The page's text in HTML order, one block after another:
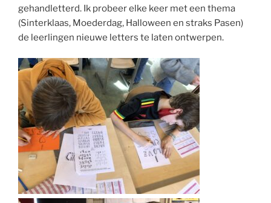
gehandletterd. Ik probeer elke keer met een thema
(Sinterklaas, Moederdag, Halloween en straks Pasen)
de leerlingen nieuwe letters te laten ontwerpen.